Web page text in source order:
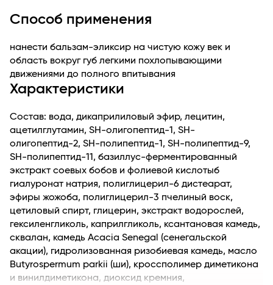
на 21% уменьшается объем морщин "гусиные лапки"
на 47% улучшается эластичность кожи
на 64% повышается увлажненность кожи
Shadownyl способствует уменьшению черных кругов
и освежает контуры глаз.
разглаживающий и подтягивающий эффект.
Сквалан оказывает омолаживающее действие и
уменьшает морщинки, смягчает и увлажняет кожу.
Благодаря действию бальзама-эликсира кожа вокруг
глаз и губ выглядит молодой и сияющей, вечером
взгляд остается таким же выразительным, как и утром,
без малейших следов усталости.
Способ применения
нанести бальзам-эликсир на чистую кожу век и
область вокруг губ легкими похлопывающими
движениями до полного впитывания
Характеристики
Состав: вода, дикаприлиловый эфир, лецитин,
ацетилглутамин, SH-олигопептид-1, SH-
олигопептид-2, SH-полипептид-1, SH-полипептид-9,
SH-полипептид-11, базиллус-ферментированный
экстракт соевых бобов и фолиевой кислотыб
гиалуронат натрия, полиглицерил-6 дистеарат,
эфиры жожоба, полиглицерил-3 пчелиный воск,
цетиловый спирт, глицерин, экстракт водорослей,
гексиленгликоль, каприлгликоль, ксантановая камедь,
сквалан, камедь Acacia Senegal (сенегальской
акации), гидролизованная ризобиевая камедь, масло
Butyrospermum parkii (ши), кроссполимер диметикона
и винилдиметикона, диоксид кремния,